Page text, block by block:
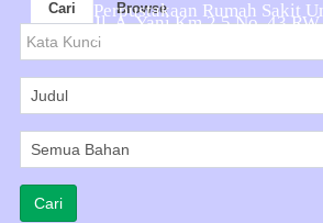
Perpustakaan Rumah Sakit
Jl. A. Yani Km 2,5 No. 43
Banjarmasin
Cari Browse